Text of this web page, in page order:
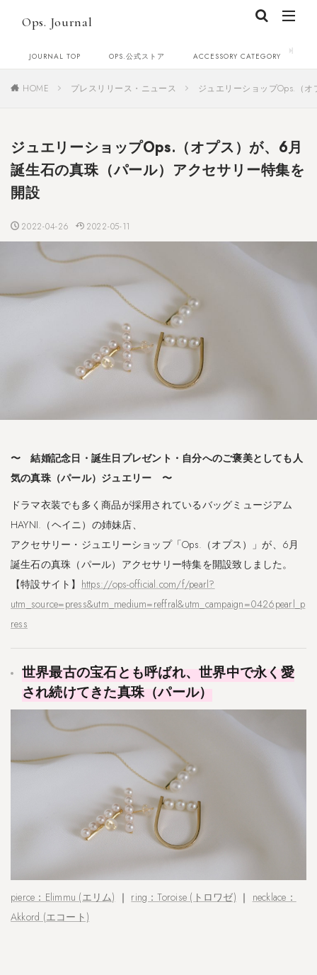
Ops. Journal
JOURNAL TOP OPS.公式ストア ACCESSORY CATEGORY
HOME プレスリリース・ニュース ジュエリーショップOps.（
ジュエリーショップOps.（オプス）が、6月
誕生石の真珠（パール）アクセサリー特集を
開設
2022-04-26 2022-05-11
〜 結婚記念日・誕生日プレゼント・自分へのご褒美としても人
気の真珠（パール）ジュエリー 〜
ドラマ衣装でも多く商品が採用されているバッグミュージアム
HAYNI.（ヘイニ）の姉妹店、
アクセサリー・ジュエリーショップ「Ops.（オプス）」が、6月
誕生石の真珠（パール）アクセサリー特集を開設致しました。
【特設サイト】 https://ops-official.com/f/pearl?
utm_source=press&utm_medium=reffral&utm_campaign=0426pearl_p
ress
世界最古の宝石とも呼ばれ、世界中で永く愛
され続けてきた真珠（パール）
pierce：Elimmu (エリム) ｜ ring：Toroise (トロワゼ) ｜ necklace：
Akkord (エコート)